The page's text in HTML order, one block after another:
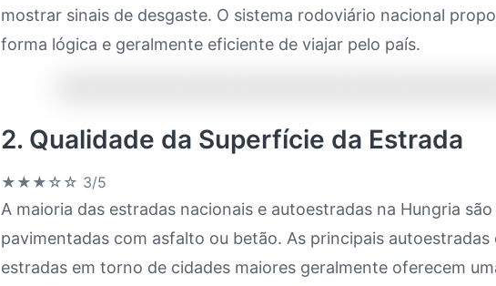
mostrar sinais de desgaste. O sistema rodoviário nacional
forma lógica e geralmente eficiente de viajar pelo país.
2. Qualidade da Superfície da Estrada
★★★☆☆ 3/5
A maioria das estradas nacionais e autoestradas na Hungria são
pavimentadas com asfalto ou betão. As principais autoestradas
estradas em torno de cidades maiores geralmente oferecem